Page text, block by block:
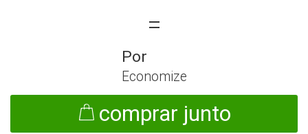
Economize
comprar junto